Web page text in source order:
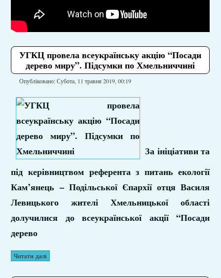
УГКЦ провела всеукраїнську акцію “Посади
дерево миру”. Підсумки по Хмельниччині
Опубліковано: Субота, 11 травня 2019, 00:19
За ініціативи та
під керівництвом референта з питань екології
Кам’янець – Подільської Єпархії отця Василя
Левицького жителі Хмельницької області
долучилися до всеукраїнської акції “Посади
дерево
Читати далі